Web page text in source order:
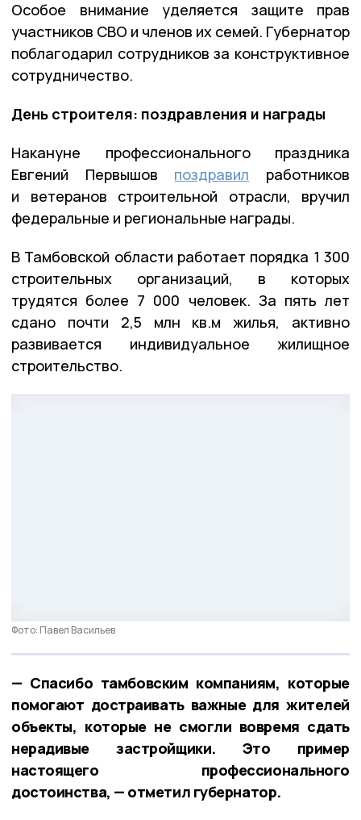
Особое внимание уделяется защите прав
участников СВО и членов их семей. Губернатор
поблагодарил сотрудников за конструктивное
сотрудничество.
День строителя: поздравления и награды
Накануне профессионального праздника
Евгений Первышов поздравил работников
и ветеранов строительной отрасли, вручил
федеральные и региональные награды.
В Тамбовской области работает порядка 1 300
строительных организаций, в которых
трудятся более 7 000 человек. За пять лет
сдано почти 2,5 млн кв.м жилья, активно
развивается индивидуальное жилищное
строительство.
Фото: Павел Васильев
— Спасибо тамбовским компаниям, которые
помогают достраивать важные для жителей
объекты, которые не смогли вовремя сдать
нерадивые застройщики. Это пример
настоящего профессионального
достоинства, — отметил губернатор.